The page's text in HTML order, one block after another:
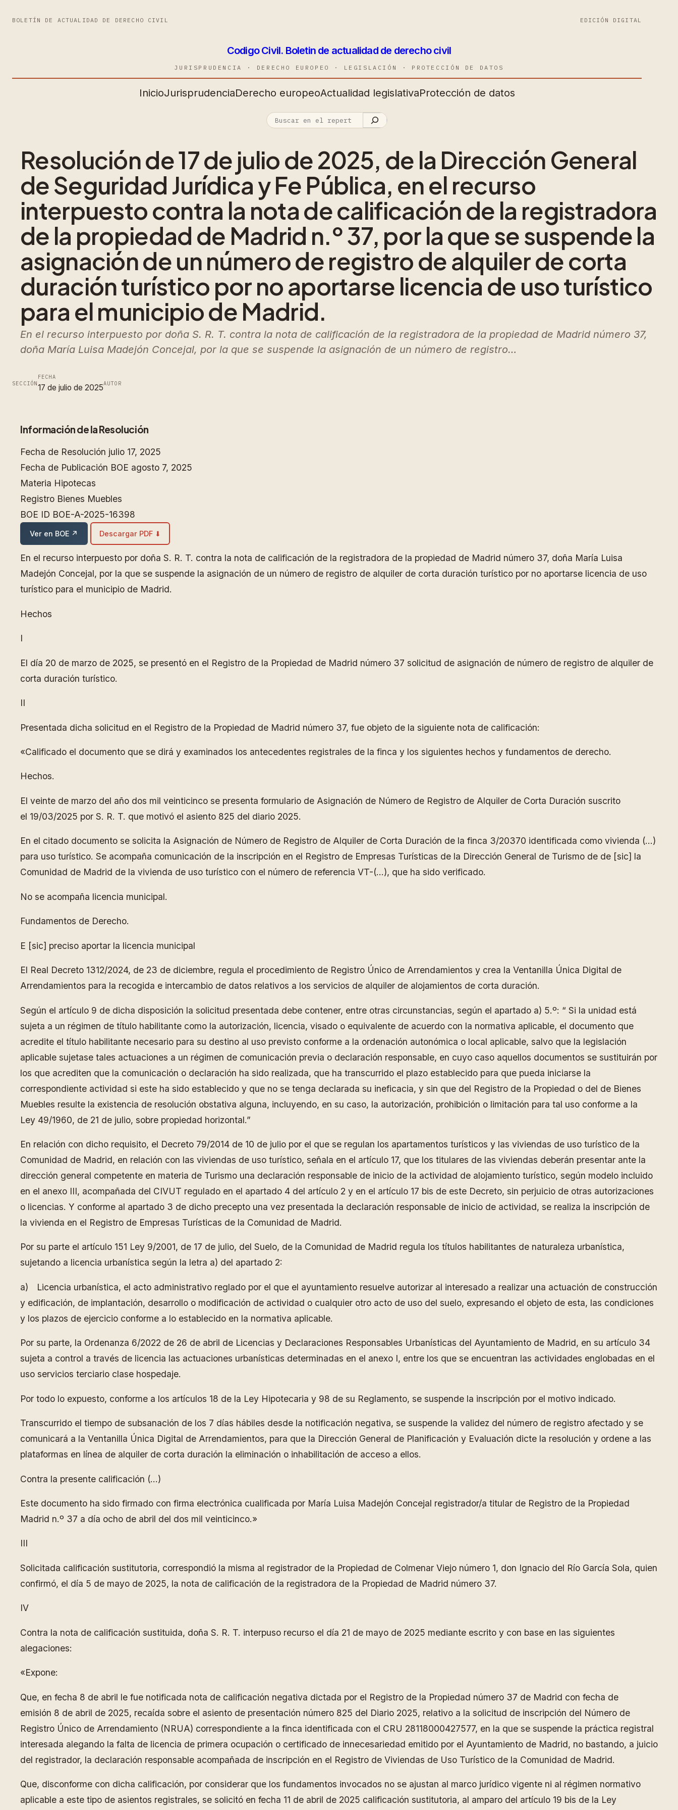
BOLETÍN DE ACTUALIDAD DE DERECHO CIVIL EDICIÓN DIGITAL
Codigo Civil. Boletin de actualidad de derecho civil
JURISPRUDENCIA · DERECHO EUROPEO · LEGISLACIÓN · PROTECCIÓN DE DATOS
InicioJurisprudenciaDerecho europeoActualidad legislativaProtección de datos
Resolución de 17 de julio de 2025, de la Dirección General
de Seguridad Jurídica y Fe Pública, en el recurso
interpuesto contra la nota de calificación de la registradora
de la propiedad de Madrid n.º 37, por la que se suspende la
asignación de un número de registro de alquiler de corta
duración turístico por no aportarse licencia de uso turístico
para el municipio de Madrid.
En el recurso interpuesto por doña S. R. T. contra la nota de calificación de la registradora de la propiedad de Madrid número 37,
doña María Luisa Madejón Concejal, por la que se suspende la asignación de un número de registro…
SECCIÓN
FECHA
17 de julio de 2025AUTOR
Información de la Resolución
Fecha de Resolución julio 17, 2025
Fecha de Publicación BOE agosto 7, 2025
Materia Hipotecas
Registro Bienes Muebles
BOE ID BOE-A-2025-16398
Ver en BOE ↗ Descargar PDF ⬇
En el recurso interpuesto por doña S. R. T. contra la nota de calificación de la registradora de la propiedad de Madrid número 37, doña María Luisa
Madejón Concejal, por la que se suspende la asignación de un número de registro de alquiler de corta duración turístico por no aportarse licencia de uso
turístico para el municipio de Madrid.
Hechos
I
El día 20 de marzo de 2025, se presentó en el Registro de la Propiedad de Madrid número 37 solicitud de asignación de número de registro de alquiler de
corta duración turístico.
II
Presentada dicha solicitud en el Registro de la Propiedad de Madrid número 37, fue objeto de la siguiente nota de calificación:
«Calificado el documento que se dirá y examinados los antecedentes registrales de la finca y los siguientes hechos y fundamentos de derecho.
Hechos.
El veinte de marzo del año dos mil veinticinco se presenta formulario de Asignación de Número de Registro de Alquiler de Corta Duración suscrito
el 19/03/2025 por S. R. T. que motivó el asiento 825 del diario 2025.
En el citado documento se solicita la Asignación de Número de Registro de Alquiler de Corta Duración de la finca 3/20370 identificada como vivienda (…)
para uso turístico. Se acompaña comunicación de la inscripción en el Registro de Empresas Turísticas de la Dirección General de Turismo de de [sic] la
Comunidad de Madrid de la vivienda de uso turístico con el número de referencia VT-(…), que ha sido verificado.
No se acompaña licencia municipal.
Fundamentos de Derecho.
E [sic] preciso aportar la licencia municipal
El Real Decreto 1312/2024, de 23 de diciembre, regula el procedimiento de Registro Único de Arrendamientos y crea la Ventanilla Única Digital de
Arrendamientos para la recogida e intercambio de datos relativos a los servicios de alquiler de alojamientos de corta duración.
Según el artículo 9 de dicha disposición la solicitud presentada debe contener, entre otras circunstancias, según el apartado a) 5.º: “ Si la unidad está
sujeta a un régimen de título habilitante como la autorización, licencia, visado o equivalente de acuerdo con la normativa aplicable, el documento que
acredite el título habilitante necesario para su destino al uso previsto conforme a la ordenación autonómica o local aplicable, salvo que la legislación
aplicable sujetase tales actuaciones a un régimen de comunicación previa o declaración responsable, en cuyo caso aquellos documentos se sustituirán por
los que acrediten que la comunicación o declaración ha sido realizada, que ha transcurrido el plazo establecido para que pueda iniciarse la
correspondiente actividad si este ha sido establecido y que no se tenga declarada su ineficacia, y sin que del Registro de la Propiedad o del de Bienes
Muebles resulte la existencia de resolución obstativa alguna, incluyendo, en su caso, la autorización, prohibición o limitación para tal uso conforme a la
Ley 49/1960, de 21 de julio, sobre propiedad horizontal.”
En relación con dicho requisito, el Decreto 79/2014 de 10 de julio por el que se regulan los apartamentos turísticos y las viviendas de uso turístico de la
Comunidad de Madrid, en relación con las viviendas de uso turístico, señala en el artículo 17, que los titulares de las viviendas deberán presentar ante la
dirección general competente en materia de Turismo una declaración responsable de inicio de la actividad de alojamiento turístico, según modelo incluido
en el anexo III, acompañada del CIVUT regulado en el apartado 4 del artículo 2 y en el artículo 17 bis de este Decreto, sin perjuicio de otras autorizaciones
o licencias. Y conforme al apartado 3 de dicho precepto una vez presentada la declaración responsable de inicio de actividad, se realiza la inscripción de
la vivienda en el Registro de Empresas Turísticas de la Comunidad de Madrid.
Por su parte el artículo 151 Ley 9/2001, de 17 de julio, del Suelo, de la Comunidad de Madrid regula los títulos habilitantes de naturaleza urbanística,
sujetando a licencia urbanística según la letra a) del apartado 2:
a) Licencia urbanística, el acto administrativo reglado por el que el ayuntamiento resuelve autorizar al interesado a realizar una actuación de construcción
y edificación, de implantación, desarrollo o modificación de actividad o cualquier otro acto de uso del suelo, expresando el objeto de esta, las condiciones
y los plazos de ejercicio conforme a lo establecido en la normativa aplicable.
Por su parte, la Ordenanza 6/2022 de 26 de abril de Licencias y Declaraciones Responsables Urbanísticas del Ayuntamiento de Madrid, en su artículo 34
sujeta a control a través de licencia las actuaciones urbanísticas determinadas en el anexo I, entre los que se encuentran las actividades englobadas en el
uso servicios terciario clase hospedaje.
Por todo lo expuesto, conforme a los artículos 18 de la Ley Hipotecaria y 98 de su Reglamento, se suspende la inscripción por el motivo indicado.
Transcurrido el tiempo de subsanación de los 7 días hábiles desde la notificación negativa, se suspende la validez del número de registro afectado y se
comunicará a la Ventanilla Única Digital de Arrendamientos, para que la Dirección General de Planificación y Evaluación dicte la resolución y ordene a las
plataformas en línea de alquiler de corta duración la eliminación o inhabilitación de acceso a ellos.
Contra la presente calificación (…)
Este documento ha sido firmado con firma electrónica cualificada por María Luisa Madejón Concejal registrador/a titular de Registro de la Propiedad
Madrid n.º 37 a día ocho de abril del dos mil veinticinco.»
III
Solicitada calificación sustitutoria, correspondió la misma al registrador de la Propiedad de Colmenar Viejo número 1, don Ignacio del Río García Sola, quien
confirmó, el día 5 de mayo de 2025, la nota de calificación de la registradora de la Propiedad de Madrid número 37.
IV
Contra la nota de calificación sustituida, doña S. R. T. interpuso recurso el día 21 de mayo de 2025 mediante escrito y con base en las siguientes
alegaciones:
«Expone:
Que, en fecha 8 de abril le fue notificada nota de calificación negativa dictada por el Registro de la Propiedad número 37 de Madrid con fecha de
emisión 8 de abril de 2025, recaída sobre el asiento de presentación número 825 del Diario 2025, relativo a la solicitud de inscripción del Número de
Registro Único de Arrendamiento (NRUA) correspondiente a la finca identificada con el CRU 28118000427577, en la que se suspende la práctica registral
interesada alegando la falta de licencia de primera ocupación o certificado de innecesariedad emitido por el Ayuntamiento de Madrid, no bastando, a juicio
del registrador, la declaración responsable acompañada de inscripción en el Registro de Viviendas de Uso Turístico de la Comunidad de Madrid.
Que, disconforme con dicha calificación, por considerar que los fundamentos invocados no se ajustan al marco jurídico vigente ni al régimen normativo
aplicable a este tipo de asientos registrales, se solicitó en fecha 11 de abril de 2025 calificación sustitutoria, al amparo del artículo 19 bis de la Ley